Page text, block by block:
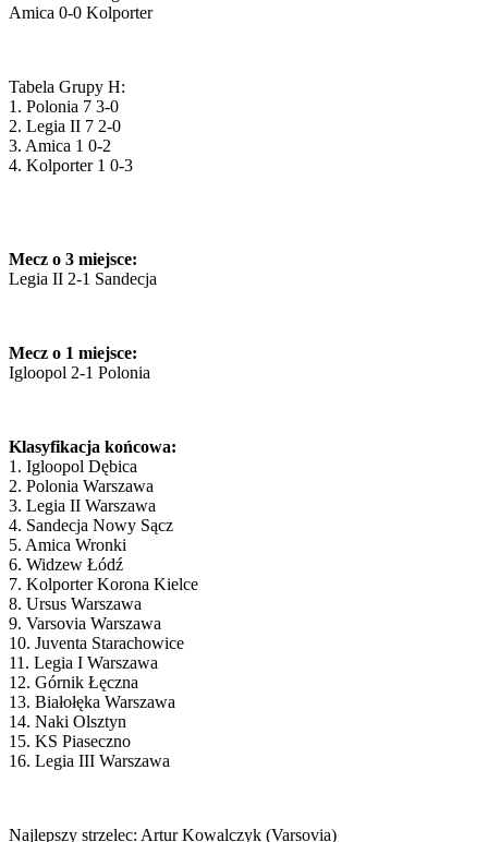
Amica 0-0 Kolporter
Tabela Grupy H:
1. Polonia 7 3-0
2. Legia II 7 2-0
3. Amica 1 0-2
4. Kolporter 1 0-3
Mecz o 3 miejsce:
Legia II 2-1 Sandecja
Mecz o 1 miejsce:
Igloopol 2-1 Polonia
Klasyfikacja końcowa:
1. Igloopol Dębica
2. Polonia Warszawa
3. Legia II Warszawa
4. Sandecja Nowy Sącz
5. Amica Wronki
6. Widzew Łódź
7. Kolporter Korona Kielce
8. Ursus Warszawa
9. Varsovia Warszawa
10. Juventa Starachowice
11. Legia I Warszawa
12. Górnik Łęczna
13. Białołęka Warszawa
14. Naki Olsztyn
15. KS Piaseczno
16. Legia III Warszawa
Najlepszy strzelec: Artur Kowalczyk (Varsovia)